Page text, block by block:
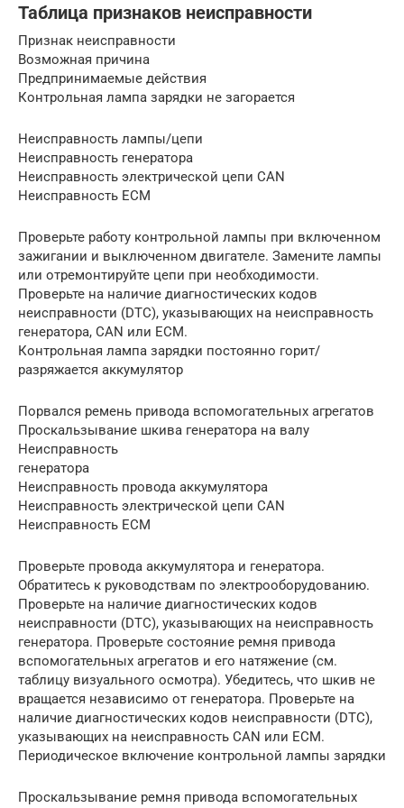
Таблица признаков неисправности
Признак неисправности
Возможная причина
Предпринимаемые действия
Контрольная лампа зарядки не загорается
Неисправность лампы/цепи
Неисправность генератора
Неисправность электрической цепи CAN
Неисправность ECM
Проверьте работу контрольной лампы при включенном
зажигании и выключенном двигателе. Замените лампы
или отремонтируйте цепи при необходимости.
Проверьте на наличие диагностических кодов
неисправности (DTC), указывающих на неисправность
генератора, CAN или ECM.
Контрольная лампа зарядки постоянно горит/
разряжается аккумулятор
Порвался ремень привода вспомогательных агрегатов
Проскальзывание шкива генератора на валу
Неисправность
генератора
Неисправность провода аккумулятора
Неисправность электрической цепи CAN
Неисправность ECM
Проверьте провода аккумулятора и генератора.
Обратитесь к руководствам по электрооборудованию.
Проверьте на наличие диагностических кодов
неисправности (DTC), указывающих на неисправность
генератора. Проверьте состояние ремня привода
вспомогательных агрегатов и его натяжение (см.
таблицу визуального осмотра). Убедитесь, что шкив не
вращается независимо от генератора. Проверьте на
наличие диагностических кодов неисправности (DTC),
указывающих на неисправность CAN или ECM.
Периодическое включение контрольной лампы зарядки
Проскальзывание ремня привода вспомогательных